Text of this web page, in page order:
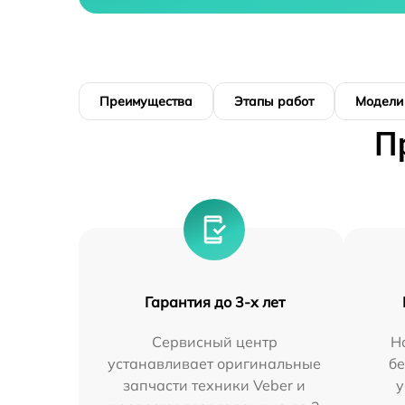
Преимущества Этапы работ Модели
Гарантия до 3-х лет
Сервисный центр
устанавливает оригинальные
запчасти техники Veber и